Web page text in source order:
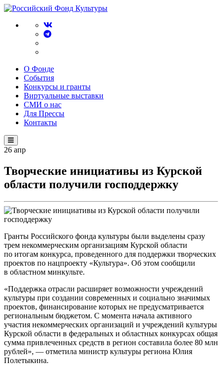
О Фонде
События
Конкурсы и гранты
Виртуальные выставки
СМИ о нас
Для Прессы
Контакты
26 апр
Творческие инициативы из Курской
области получили господдержку
Гранты Российского фонда культуры были выделены сразу
трем некоммерческим организациям Курской области
по итогам конкурса, проведенного для поддержки творческих
проектов по нацпроекту «Культура». Об этом сообщили
в областном минкульте.
«Поддержка отрасли расширяет возможности учреждений
культуры при создании современных и социально значимых
проектов, финансирование которых не предусматривается
региональным бюджетом. С момента начала активного
участия некоммерческих организаций и учреждений культуры
Курской области в федеральных и областных конкурсах общая
сумма привлеченных средств в регион составила более 80 млн
рублей», — отметила министр культуры региона Юлия
Полетыкина.